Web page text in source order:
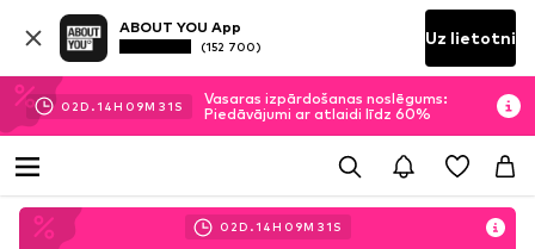
ABOUT YOU App
(152 700) Uz lietotni
02D.14H 09M 28 S
Vasaras izpārdošanas noslēgums:
Piedāvājumi ar atlaidi līdz 60%
02D.14H 09M 28 S